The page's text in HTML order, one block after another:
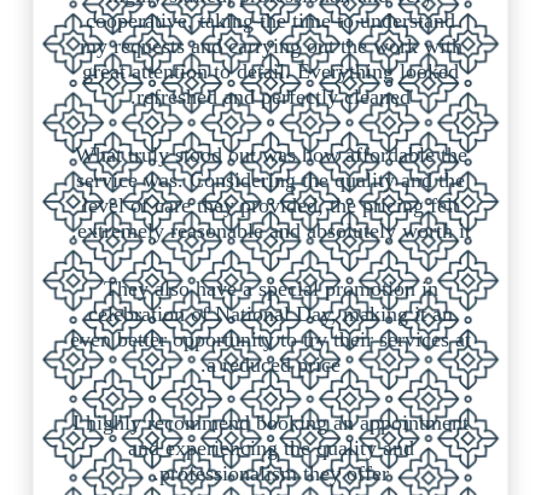
cooperative, taking the time to understand
my requests and carrying out the work with
great attention to detail. Everything looked
refreshed and perfectly cleaned.
What truly stood out was how affordable the
service was. Considering the quality and the
level of care they provided, the pricing felt
extremely reasonable and absolutely worth it.
They also have a special promotion in
celebration of National Day, making it an
even better opportunity to try their services at
a reduced price.
I highly recommend booking an appointment
and experiencing the quality and
professionalism they offer.